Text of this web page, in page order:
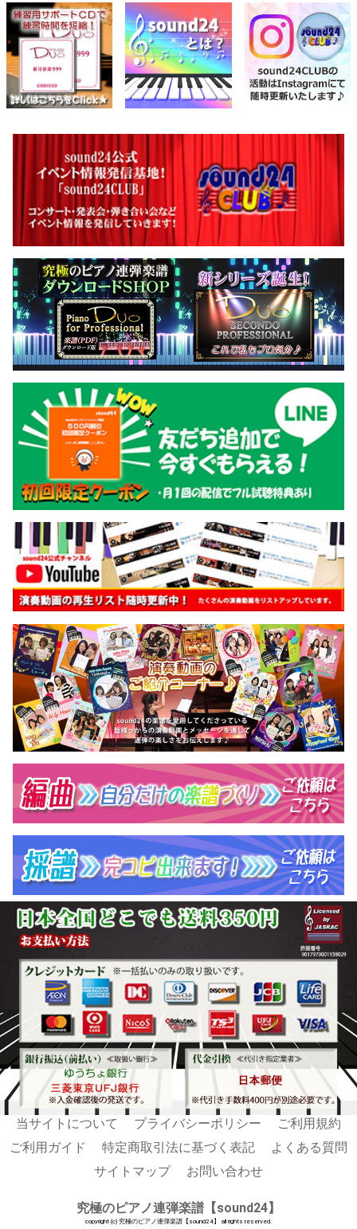
当サイトについて プライバシーポリシー
ご利用規約
ご利用ガイド
特定商取引法に基づく表記
よくある質問
サイトマップ
お問い合わせ
究極のピアノ連弾楽譜【sound24】
copyright (c) 究極のピアノ連弾楽譜【sound24】 all rights reserved.